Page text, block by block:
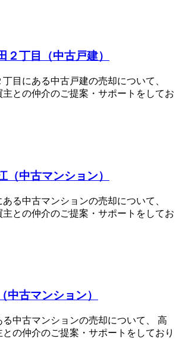
２丁目（中古戸建）
目にある中古戸建の売却について、
との仲介のご提案・サポートをしてお
（中古マンション）
る中古マンションの売却について、
との仲介のご提案・サポートをしてお
中古マンション）
中古マンションの売却について、 高
の仲介のご提案・サポートをしており